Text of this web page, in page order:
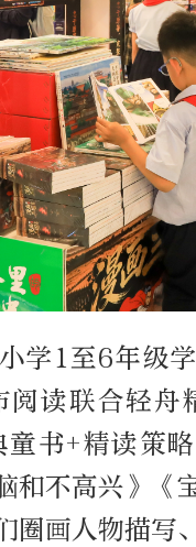
学1至6年级
读联合轻
书+精读策
和不高兴》《
圈画人物描写